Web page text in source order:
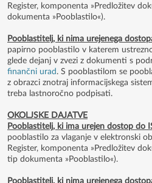
Register, komponenta »Predložitev
dokumenta »Pooblastilo«).
Pooblastitelj, ki nima urejenega
papirno pooblastilo v katerem
glede dejanj v zvezi z dokumenti s
finančni urad . S pooblastilom se
z obrazci znotraj informacijskega
treba lastnoročno podpisati.
OKOLJSKE DAJATVE
Pooblastitelj, ki ima urejen dostop do
pooblastilo za vlaganje v elektronski
Register, komponenta »Predložitev
tip dokumenta »Pooblastilo«).
Pooblastitelj, ki nima urejenega